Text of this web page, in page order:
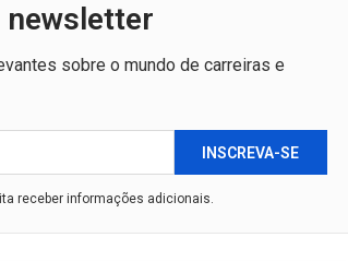
newsletter
sobre o mundo de carreiras e
INSCREVA-SE
receber informações adicionais.